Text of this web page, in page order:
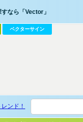
なら「Vector」
ベクターサイン
ンド！